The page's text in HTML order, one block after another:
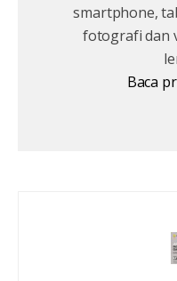
smartphone,
fotografi dan
Baca